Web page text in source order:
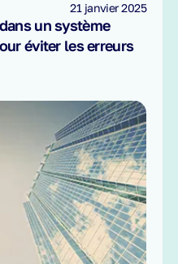
un système
éviter les erreurs
21 janvier 2025